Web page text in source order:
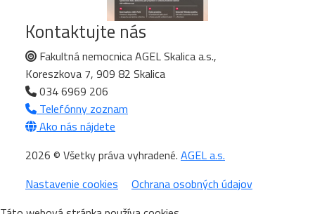
Kontaktujte nás
Fakultná nemocnica AGEL Skalica a.s.,
Koreszkova 7, 909 82 Skalica
034 6969 206
Telefónny zoznam
Ako nás nájdete
2026 © Všetky práva vyhradené. AGEL a.s.
Nastavenie cookies
Ochrana osobných údajov